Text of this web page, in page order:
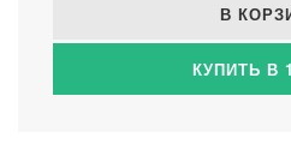
В
КУПИТЬ В